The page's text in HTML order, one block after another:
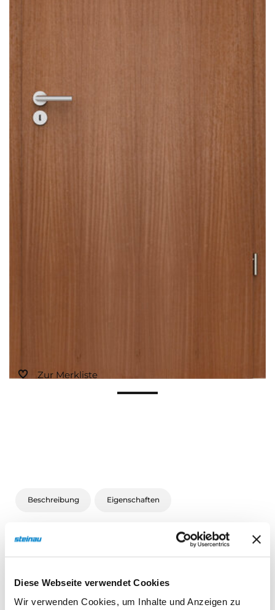
Diese Webseite verwendet Cookies
Wir verwenden Cookies, um Inhalte und Anzeigen zu
Zur Merkliste
Beschreibung Eigenschaften
Echtholz Sapeli Matt